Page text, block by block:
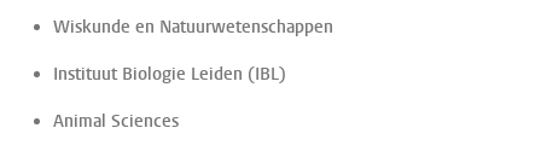
Wiskunde en Natuurwetenschappen
Instituut Biologie Leiden (IBL)
Animal Sciences